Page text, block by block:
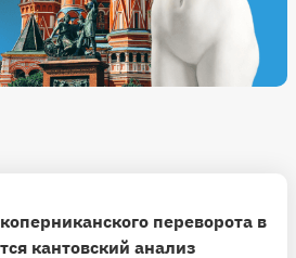
переворота в
кантовский анализ